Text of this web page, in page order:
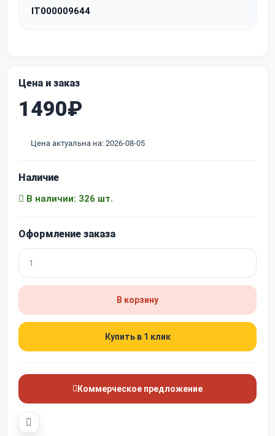
IT000009644
Цена и заказ
1490₽
Цена актуальна на: 2026-08-05
Наличие
В наличии: 326 шт.
Оформление заказа
В корзину
Купить в 1 клик
Коммерческое предложение